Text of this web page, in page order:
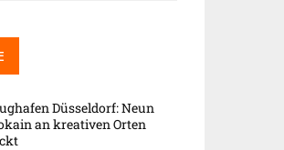
Düsseldorf: Neun
an kreativen Orten